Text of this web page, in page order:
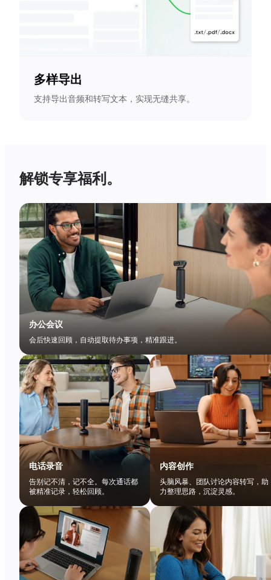
多样导出
支持导出音频和转写文本，实现无缝共享。
解锁专享福利。
办公会议
会后快速回顾，自动提取待办事项，精准跟进。
电话录音
告别记不清，记不全。每次通话都
被精准记录，轻松回顾。
内容创作
头脑风暴、团队讨论内容转写，助
力整理思路，沉淀灵感。